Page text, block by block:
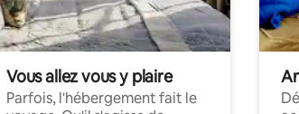
Vous allez vous y plaire
Parfois, l'hébergement fait le